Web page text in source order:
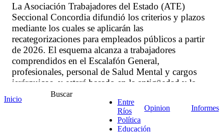
La Asociación Trabajadores del Estado (ATE)
Seccional Concordia difundió los criterios y plazos
mediante los cuales se aplicarán las
recategorizaciones para empleados públicos a partir
de 2026. El esquema alcanza a trabajadores
comprendidos en el Escalafón General,
profesionales, personal de Salud Mental y cargos
jerárquicos, y estará basado en la antigüedad y la
capacitación certificada.
Inicio
Buscar
Entre
Ríos
Política
Educación
Opinion Informes